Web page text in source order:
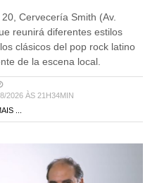
Cervecería Smith (Av.
reunirá diferentes estilos
clásicos del pop rock latino
de la escena local.
2026 ÀS 21H34MIN
...